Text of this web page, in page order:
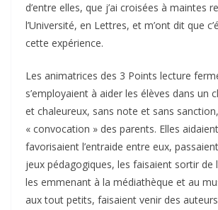
d’entre elles, que j’ai croisées à maintes
l’Université, en Lettres, et m’ont dit que
cette expérience.
Les animatrices des 3 Points lecture
s’employaient à aider les élèves dans un
et chaleureux, sans note et sans
« convocation » des parents. Elles
favorisaient l’entraide entre eux,
jeux pédagogiques, les faisaient sortir de
les emmenant à la médiathèque et au
aux tout petits, faisaient venir des